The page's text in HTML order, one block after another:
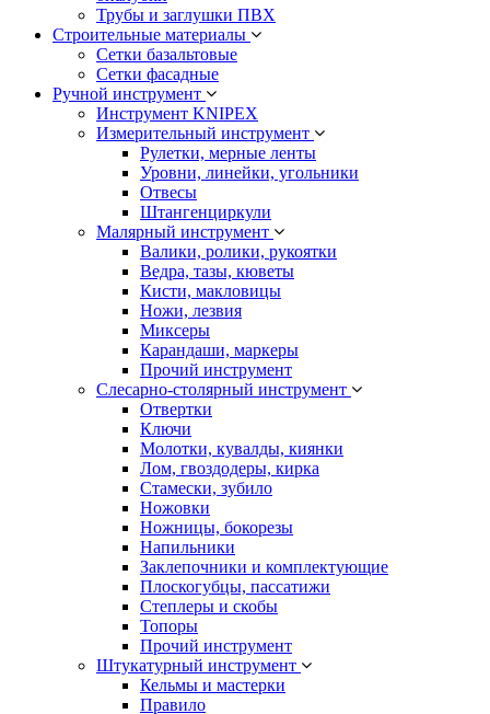
Трубы и заглушки ПВХ
Строительные материалы
Сетки базальтовые
Сетки фасадные
Ручной инструмент
Инструмент KNIPEX
Измерительный инструмент
Рулетки, мерные ленты
Уровни, линейки, угольники
Отвесы
Штангенциркули
Малярный инструмент
Валики, ролики, рукоятки
Ведра, тазы, кюветы
Кисти, макловицы
Ножи, лезвия
Миксеры
Карандаши, маркеры
Прочий инструмент
Слесарно-столярный инструмент
Отвертки
Ключи
Молотки, кувалды, киянки
Лом, гвоздодеры, кирка
Стамески, зубило
Ножовки
Ножницы, бокорезы
Напильники
Заклепочники и комплектующие
Плоскогубцы, пассатижи
Степлеры и скобы
Топоры
Прочий инструмент
Штукатурный инструмент
Кельмы и мастерки
Правило